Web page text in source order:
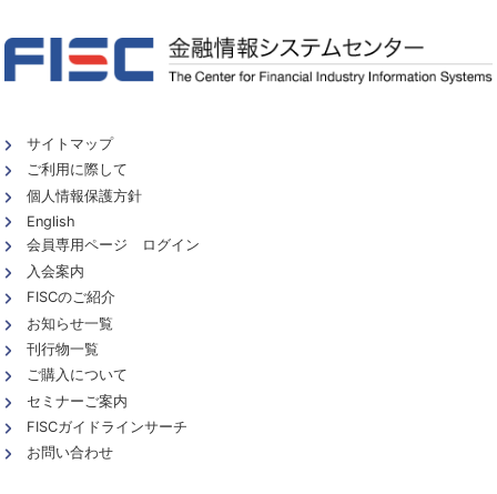
サイトマップ
ご利用に際して
個人情報保護方針
English
会員専用ページ ログイン
入会案内
FISCのご紹介
お知らせ一覧
刊行物一覧
ご購入について
セミナーご案内
FISCガイドラインサーチ
お問い合わせ